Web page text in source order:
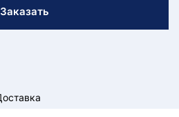
Заказать